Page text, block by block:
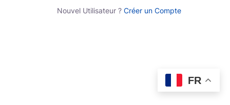
Nouvel Utilisateur ? Créer un Compte
FR